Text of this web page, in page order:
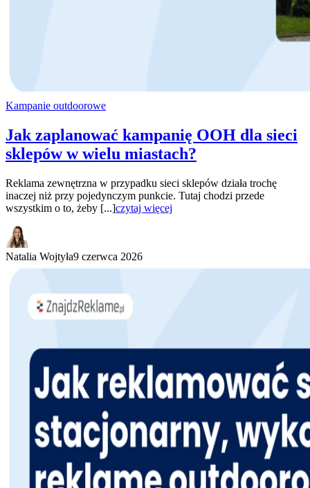
Kampanie outdoorowe
Jak zaplanować kampanię OOH dla sieci
sklepów w wielu miastach?
Reklama zewnętrzna w przypadku sieci sklepów działa trochę
inaczej niż przy pojedynczym punkcie. Tutaj chodzi przede
wszystkim o to, żeby [...]czytaj więcej
Natalia Wojtyła9 czerwca 2026